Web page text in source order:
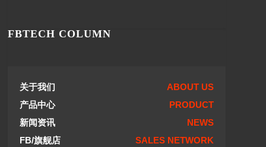
FBTECH COLUMN
关于我们
ABOUT US
产品中心
PRODUCT
新闻资讯
NEWS
FB/旗舰店
SALES NETWORK